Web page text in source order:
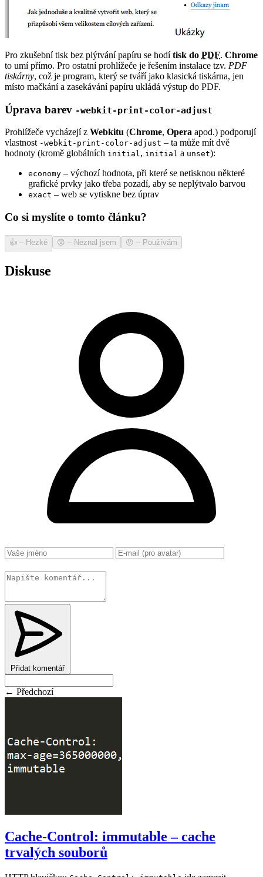
Pro zkušební tisk bez plýtvání papíru se hodítisk do PDF. Chrome
to umí přímo. Pro ostatní prohlížeče je řešením instalace tzv. PDF
tiskárny, což je program, který se tváří jako klasická tiskárna, jen
místo mačkání a zasekávání papíru ukládá výstup do PDF.
Úprava barev -webkit-print-color-adjust
Prohlížeče vycházejí z Webkitu (Chrome, Opera apod.) podporují
vlastnost -webkit-print-color-adjust – ta může mít dvě
hodnoty (kromě globálních initial, initial a unset):
economy – výchozí hodnota, při které se netisknou některé
grafické prvky jako třeba pozadí, aby se neplýtvalo barvou
exact – web se vytiskne bez úprav
Co si myslíte o tomto článku?
👍 – Hezké 😲 – Neznal jsem 😝 – Používám
Diskuse
Přidat komentář
← Předchozí
Cache-Control: immutable – cache
trvalých souborů